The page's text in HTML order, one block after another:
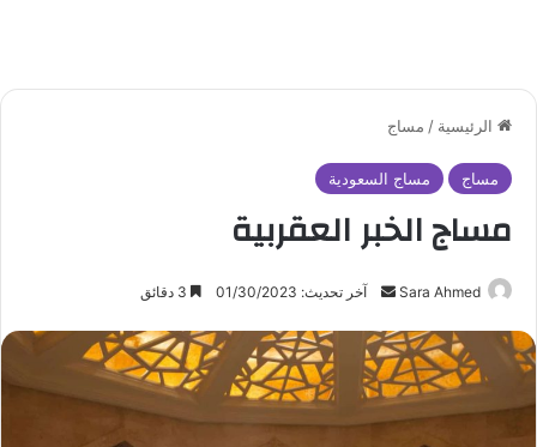
الرئيسية / مساج
مساج مساج السعودية
مساج الخبر العقربية
Sara Ahmed
س
ل
آخر تحديث: 01/30/2023